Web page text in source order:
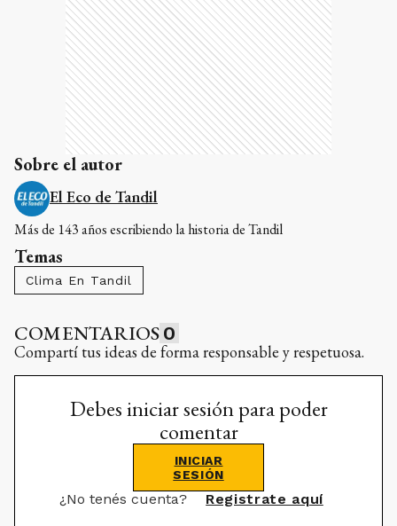
Sobre el autor
El Eco de Tandil
Más de 143 años escribiendo la historia de Tandil
Temas
Clima En Tandil
COMENTARIOS 0
Compartí tus ideas de forma responsable y respetuosa.
Debes iniciar sesión para poder
comentar
INICIAR
SESIÓN
¿No tenés cuenta? Registrate aquí